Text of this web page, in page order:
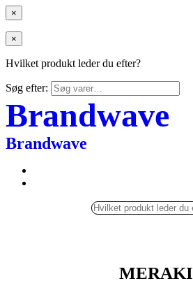
×
×
Hvilket produkt leder du efter?
Søg efter:
Brandwave
Brandwave
MERAKI